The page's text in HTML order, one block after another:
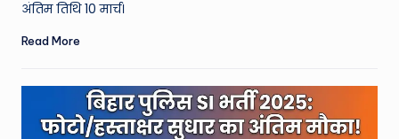
अंतिम तिथि 10 मार्च।
Read More